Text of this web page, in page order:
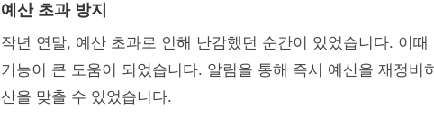
예산 초과 방지
작년 연말, 예산 초과로 인해 난감했던 순간이 있었습니다. 이
기능이 큰 도움이 되었습니다. 알림을 통해 즉시 예산을 재정비
산을 맞출 수 있었습니다.